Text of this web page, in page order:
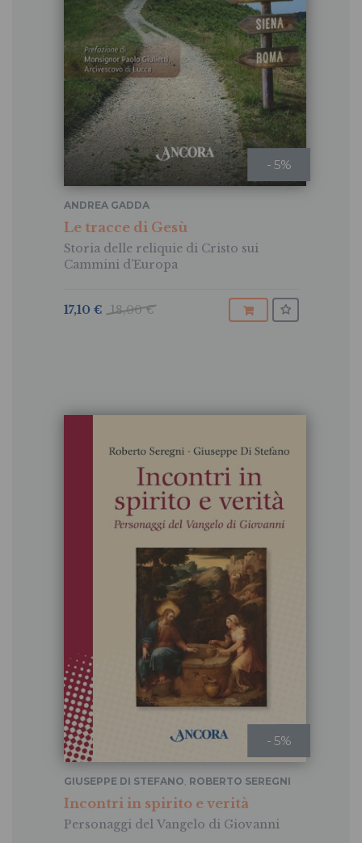
- 5%
Le tracce di Gesù
Storia delle reliquie di Cristo sui
Cammini d’Europa
ANDREA GADDA
18,00 €
17,10 €
- 5%
Incontri in spirito e verità
Personaggi del Vangelo di Giovanni
GIUSEPPE DI STEFANO ROBERTO SEREGNI